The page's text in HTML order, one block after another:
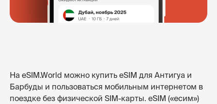
На eSIM.World можно купить eSIM для Антигуа и
Барбуды и пользоваться мобильным интернетом в
поездке без физической SIM-карты. eSIM («есим»)